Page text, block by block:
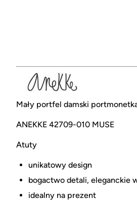
Mały portfel damski
ANEKKE 42709-010 MUSE
Atuty
unikatowy design
bogactwo detali, eleganckie
idealny na prezent